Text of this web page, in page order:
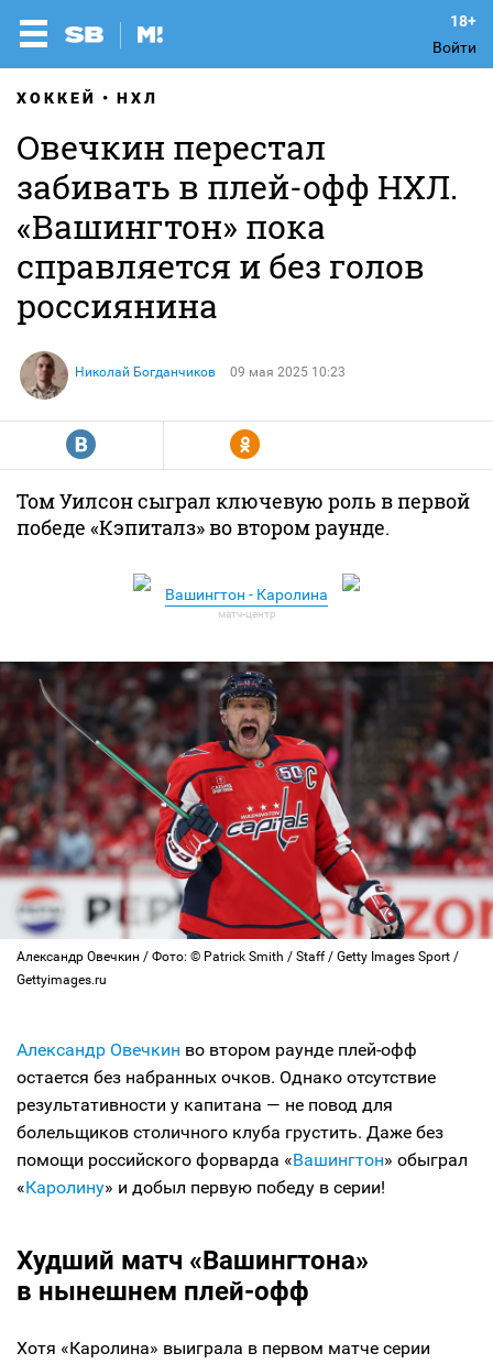
Войти
ХОККЕЙ НХЛ
Овечкин перестал
забивать в плей-офф НХЛ.
«Вашингтон» пока
справляется и без голов
россиянина
Николай Богданчиков 09 мая 2025 10:23
R Y
Том Уилсон сыграл ключевую роль в первой
победе «Кэпиталз» во втором раунде.
Вашингтон - Каролина
Александр Овечкин / Фото: © Patrick Smith / Staff / Getty Images Sport /
Gettyimages.ru
Александр Овечкин во втором раунде плей-офф
остается без набранных очков. Однако отсутствие
результативности у капитана — не повод для
болельщиков столичного клуба грустить. Даже без
помощи российского форварда «Вашингтон» обыграл
«Каролину» и добыл первую победу в серии!
Худший матч «Вашингтона»
в нынешнем плей-офф
Хотя «Каролина» выиграла в первом матче серии